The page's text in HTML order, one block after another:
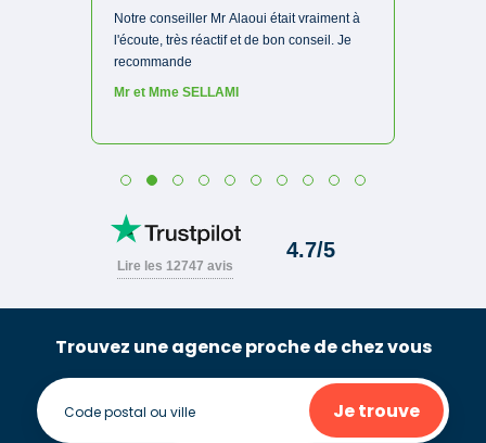
Trouvez une agence proche de chez vous
Je trouve